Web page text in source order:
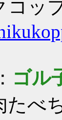
コッ
ゴル
たべ